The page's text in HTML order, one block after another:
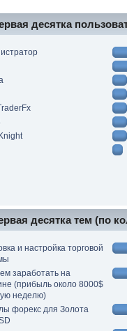
десятка
десятка тем (по
и настройка торговой
заработать на
(прибыль около 8000$
неделю)
форекс для Золота